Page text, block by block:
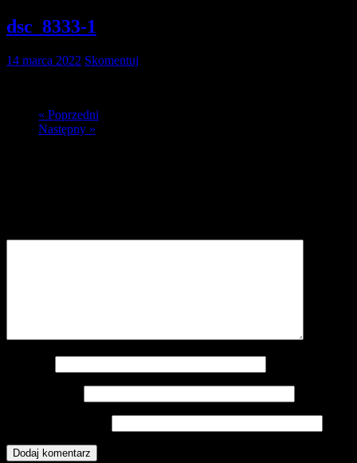
dsc_8333-1
14 marca 2022 Skomentuj
« Poprzedni
Następny »